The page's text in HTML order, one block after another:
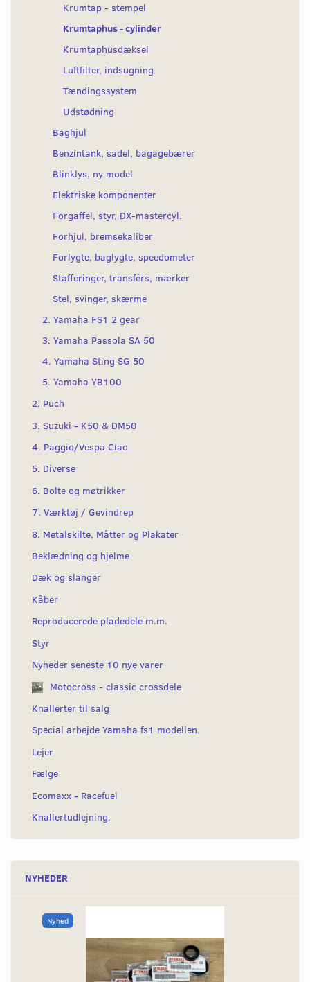
Krumtap - stempel
Krumtaphus - cylinder
Krumtaphusdæksel
Luftfilter, indsugning
Tændingssystem
Udstødning
Baghjul
Benzintank, sadel, bagagebærer
Blinklys, ny model
Elektriske komponenter
Forgaffel, styr, DX-mastercyl.
Forhjul, bremsekaliber
Forlygte, baglygte, speedometer
Stafferinger, transférs, mærker
Stel, svinger, skærme
2. Yamaha FS1 2 gear
3. Yamaha Passola SA 50
4. Yamaha Sting SG 50
5. Yamaha YB100
2. Puch
3. Suzuki - K50 & DM50
4. Paggio/Vespa Ciao
5. Diverse
6. Bolte og møtrikker
7. Værktøj / Gevindrep
8. Metalskilte, Måtter og Plakater
Beklædning og hjelme
Dæk og slanger
Kåber
Reproducerede pladedele m.m.
Styr
Nyheder seneste 10 nye varer
Motocross - classic crossdele
Knallerter til salg
Special arbejde Yamaha fs1 modellen.
Lejer
Fælge
Ecomaxx - Racefuel
Knallertudlejning.
NYHEDER
Nyhed